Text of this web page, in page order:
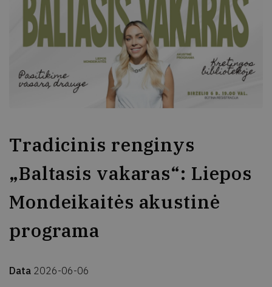
Tradicinis renginys
„Baltasis vakaras“: Liepos
Mondeikaitės akustinė
programa
Data 2026-06-06